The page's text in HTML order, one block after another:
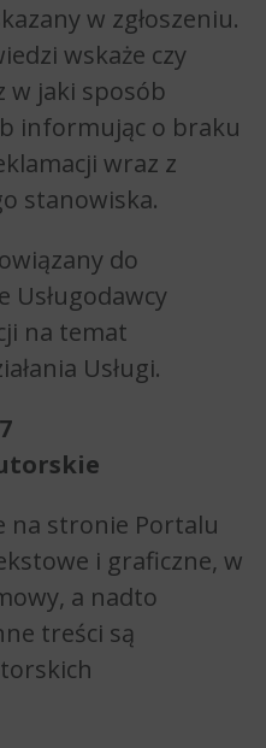
w zgłoszeniu.
wskaże czy
w jaki sposób
informując o braku
wraz z
stanowiska.
do
Usługodawcy
na temat
Usługi.
na stronie Portalu
i graficzne, w
a nadto
treści są